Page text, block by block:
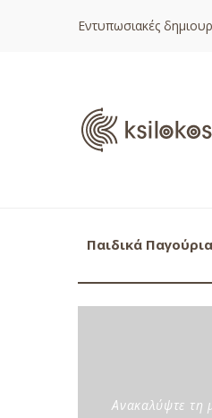
Εντυπωσιακές
Παιδικά Παγούρια
Ανακαλύψτε τη